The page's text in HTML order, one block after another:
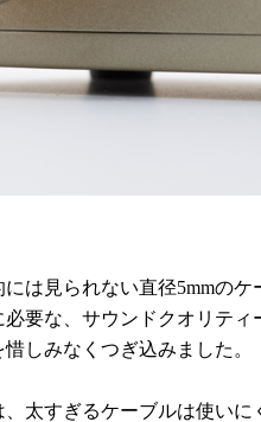
は見られない直径5mmの
要な、サウンドクオリテ
しみなくつぎ込みました。
太すぎるケーブルは使い